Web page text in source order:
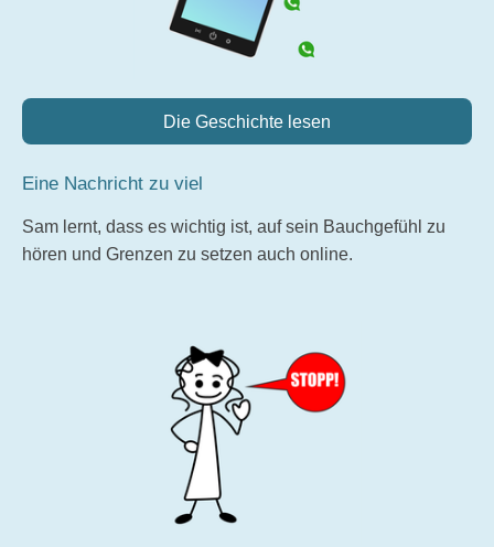
Die Geschichte lesen
Eine Nachricht zu viel
Sam lernt, dass es wichtig ist, auf sein Bauchgefühl zu
hören und Grenzen zu setzen auch online.